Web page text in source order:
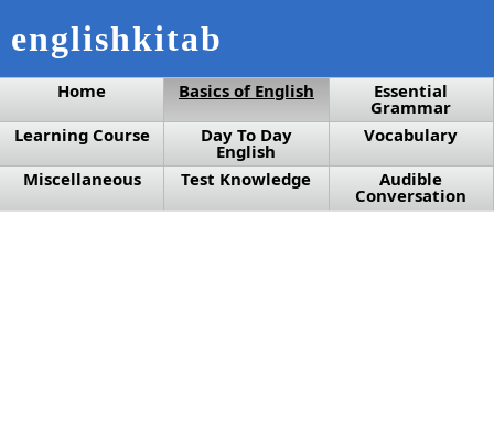
englishkitab
Home Basics of English Essential
Grammar
Learning Course
Day To Day
English
Vocabulary
Miscellaneous
Test Knowledge Audible
Conversation